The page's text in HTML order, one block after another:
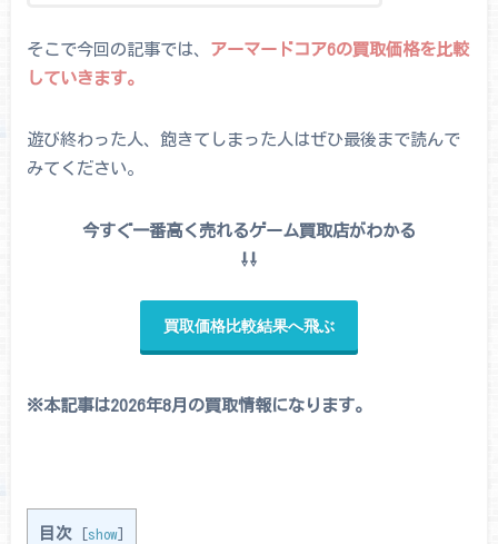
そこで今回の記事では、 アーマードコア6の買取価格を比較
していきます。
遊び終わった人、飽きてしまった人はぜひ最後まで読んで
みてください。
今すぐ一番高く売れるゲーム買取店がわかる
⇩⇩
買取価格比較結果へ飛ぶ
※本記事は2026年8月の買取情報になります。
目次 show]